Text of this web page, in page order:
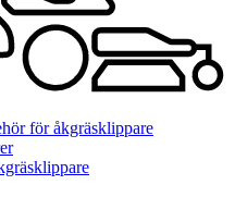
för åkgräsklippare